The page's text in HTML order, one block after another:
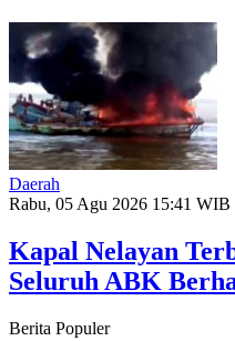
Daerah
Rabu, 05 Agu 2026 15:41 WIB
Kapal Nelayan
Seluruh ABK
Berita Populer